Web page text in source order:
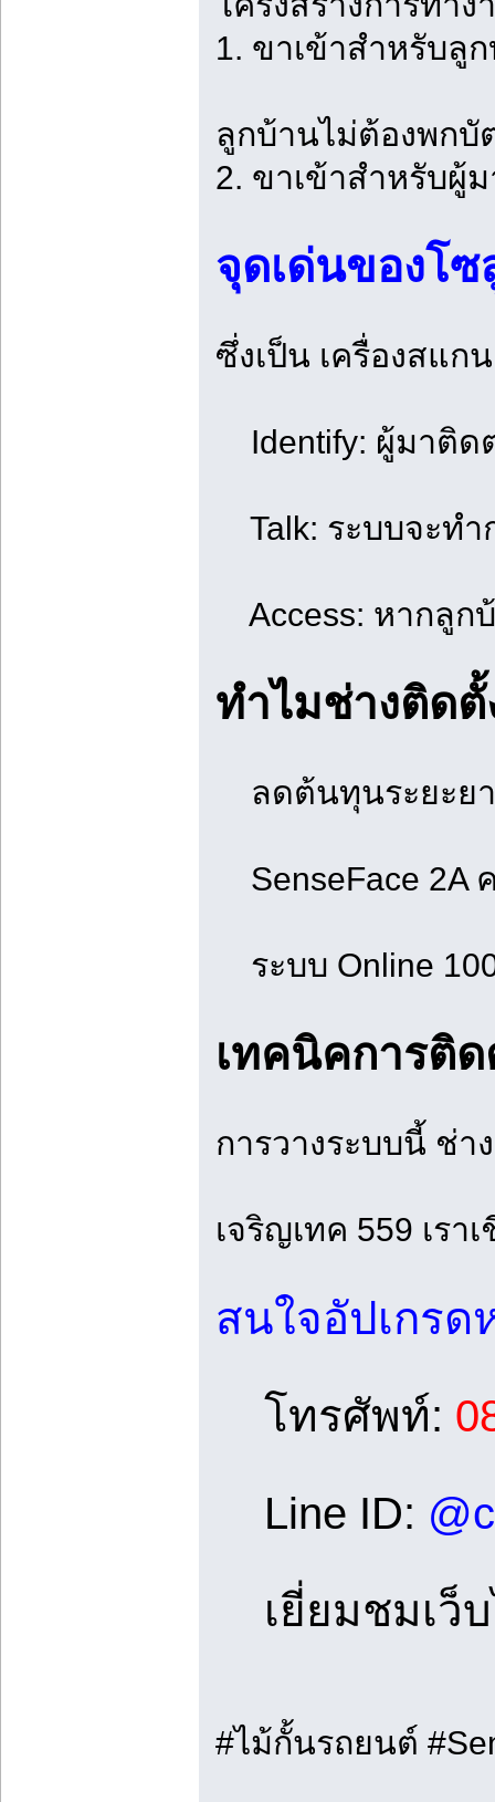
1. ขาเข้าสำหรับลู
ลูกบ้านไม่ต้องพกบั
2. ขาเข้าสำหรับผู้ม
จุดเด่นของโซ
ซึ่งเป็น เครื่องสแก
Identify: ผู้มาติด
Talk: ระบบจะทำ
Access: หากลูก
ทำไมช่างติด
ลดต้นทุนระยะยา
SenseFace 2A
ระบบ Online
เทคนิคการติ
การวางระบบนี้ ช่
เจริญเทค 559 เร
สนใจอัปเกร
โทรศัพท์:
Line ID:
เยี่ยมชมเว็
#ไม้กั้นรถยนต์